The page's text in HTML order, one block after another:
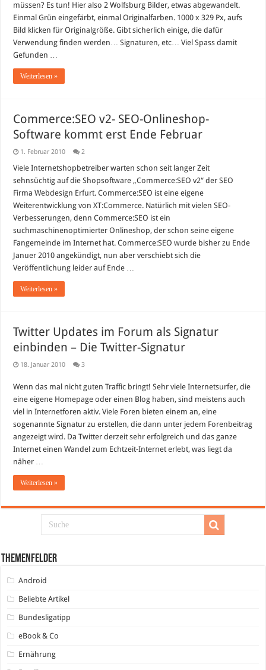
müssen? Es tun! Hier also 2 Wolfsburg Bilder, etwas abgewandelt.
Einmal Grün eingefärbt, einmal Originalfarben. 1000 x 329 Px, aufs
Bild klicken für Originalgröße. Gibt sicherlich einige, die dafür
Verwendung finden werden… Signaturen, etc… Viel Spass damit
Gefunden …
Weiterlesen »
Commerce:SEO v2- SEO-Onlineshop-
Software kommt erst Ende Februar
1. Februar 2010 2
Viele Internetshopbetreiber warten schon seit langer Zeit
sehnsüchtig auf die Shopsoftware „Commerce:SEO v2“ der SEO
Firma Webdesign Erfurt. Commerce:SEO ist eine eigene
Weiterentwicklung von XT:Commerce. Natürlich mit vielen SEO-
Verbesserungen, denn Commerce:SEO ist ein
suchmaschinenoptimierter Onlineshop, der schon seine eigene
Fangemeinde im Internet hat. Commerce:SEO wurde bisher zu Ende
Januer 2010 angekündigt, nun aber verschiebt sich die
Veröffentlichung leider auf Ende …
Weiterlesen »
Twitter Updates im Forum als Signatur
einbinden – Die Twitter-Signatur
18. Januar 2010 3
Wenn das mal nicht guten Traffic bringt! Sehr viele Internetsurfer, die
eine eigene Homepage oder einen Blog haben, sind meistens auch
viel in Internetforen aktiv. Viele Foren bieten einem an, eine
sogenannte Signatur zu erstellen, die dann unter jedem Forenbeitrag
angezeigt wird. Da Twitter derzeit sehr erfolgreich und das ganze
Internet einen Wandel zum Echtzeit-Internet erlebt, was liegt da
näher …
Weiterlesen »
Themenfelder
Android
Beliebte Artikel
Bundesligatipp
eBook & Co
Ernährung